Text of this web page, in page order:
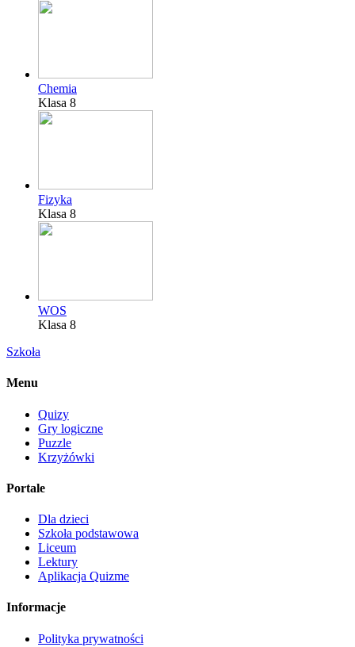
Chemia
Klasa 8
Fizyka
Klasa 8
WOS
Klasa 8
Szkoła
Menu
Quizy
Gry logiczne
Puzzle
Krzyżówki
Portale
Dla dzieci
Szkoła podstawowa
Liceum
Lektury
Aplikacja Quizme
Informacje
Polityka prywatności